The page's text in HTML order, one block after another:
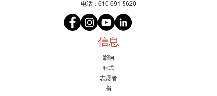
电话：610-691-5620
信息
影响
程式
志愿者
捐